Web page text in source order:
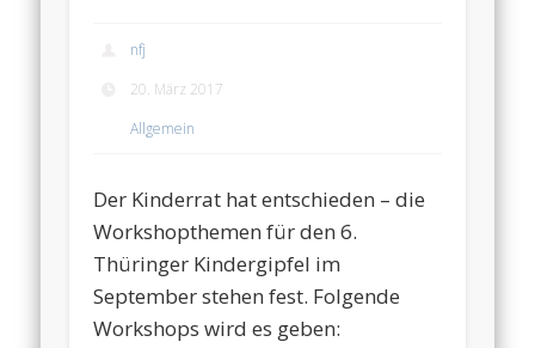
nfj
20. März 2017
Allgemein
Der Kinderrat hat entschieden – die
Workshopthemen für den 6.
Thüringer Kindergipfel im
September stehen fest. Folgende
Workshops wird es geben: